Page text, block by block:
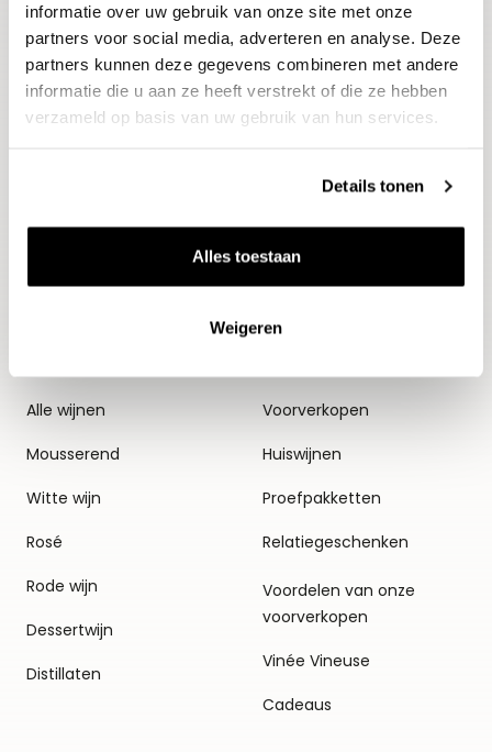
informatie over uw gebruik van onze site met onze
partners voor social media, adverteren en analyse. Deze
partners kunnen deze gegevens combineren met andere
informatie die u aan ze heeft verstrekt of die ze hebben
verzameld op basis van uw gebruik van hun services.
Details tonen
Alles toestaan
Weigeren
E-mailadres
Aanmelden
Alle wijnen
Mousserend
Witte wijn
Rosé
Rode wijn
Dessertwijn
Distillaten
Thema's
Voorverkopen
Huiswijnen
Proefpakketten
Relatiegeschenken
Voordelen van onze
voorverkopen
Vinée Vineuse
Cadeaus